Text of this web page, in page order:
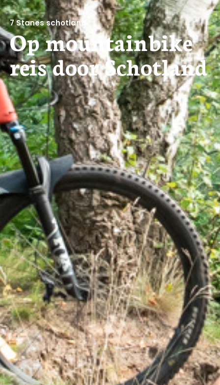
7 Stanes schotland
Op mountainbike
reis door Schotland